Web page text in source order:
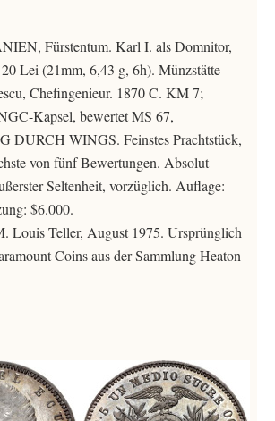
Fürstentum. Karl I. als Domnitor,
Lei (21mm, 6,43 g, 6h). Münzstätte
Chefingenieur. 1870 C. KM 7;
Kapsel, bewertet MS 67,
DURCH WINGS. Feinstes Prachtstück,
von fünf Bewertungen. Absolut
Seltenheit, vorzüglich. Auflage:
$6.000.
Louis Teller, August 1975. Ursprünglich
Coins aus der Sammlung Heaton